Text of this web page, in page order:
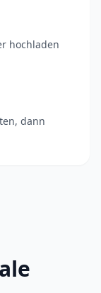
hochladen
dann